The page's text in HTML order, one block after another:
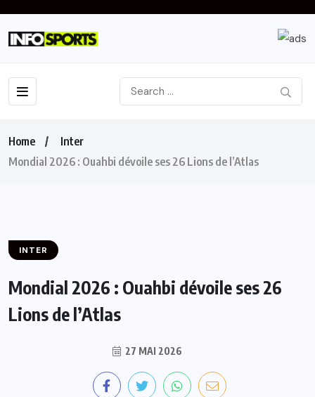
Home
Inter
Mondial 2026 : Ouahbi dévoile ses 26 Lions de l’Atlas
INTER
Mondial 2026 : Ouahbi dévoile ses 26
Lions de l’Atlas
27 MAI 2026